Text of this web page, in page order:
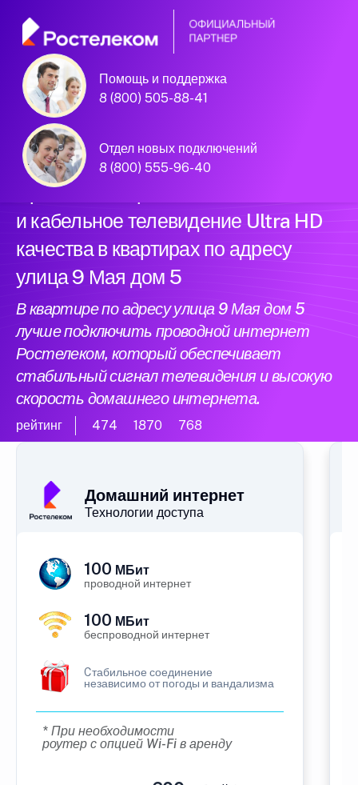
Помощь и поддержка
8 (800) 505-88-41
Отдел новых подключений
8 (800) 555-96-40
Официальный
партнер Ростелеком
Провели интернет нового поколения
и кабельное телевидение Ultra HD
качества в квартирах по адресу
улица 9 Мая дом 5
В квартире по адресу улица 9 Мая дом 5
лучше подключить проводной интернет
Ростелеком, который обеспечивает
стабильный сигнал телевидения и высокую
скорость домашнего интернета.
рейтинг 474 1870 768
Домашний интернет
Технологии доступа
100 МБит
проводной интернет
100 МБит
беспроводной интернет
Cтабильное соединение
независимо от погоды и вандализма
* При необходимости
роутер с опцией Wi-Fi в аренду